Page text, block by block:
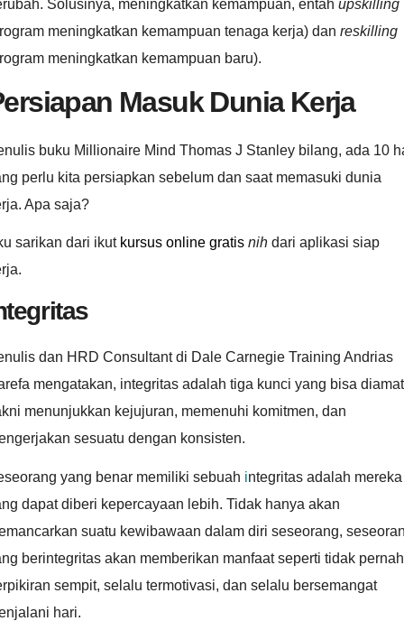
Solusinya, meningkatkan kemampuan, entah upskilling
meningkatkan kemampuan tenaga kerja) dan reskilling
meningkatkan kemampuan baru).
Masuk Dunia Kerja
buku Millionaire Mind Thomas J Stanley bilang, ada 10
perlu kita persiapkan sebelum dan saat memasuki dunia
Apa saja?
sarikan dari ikut kursus online gratis nih dari aplikasi siap
dan HRD Consultant di Dale Carnegie Training Andrias
mengatakan, integritas adalah tiga kunci yang bisa
menunjukkan kejujuran, memenuhi komitmen, dan
sesuatu dengan konsisten.
yang benar memiliki sebuah integritas adalah mereka
dapat diberi kepercayaan lebih. Tidak hanya akan
suatu kewibawaan dalam diri seseorang,
berintegritas akan memberikan manfaat seperti tidak pernah
sempit, selalu termotivasi, dan selalu bersemangat
hari.